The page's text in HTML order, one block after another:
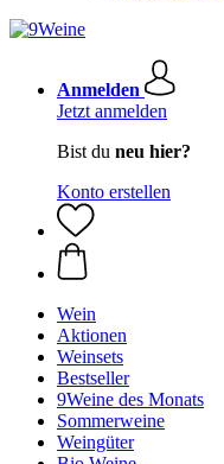
Anmelden
Jetzt anmelden
Bist du neu hier?
Konto erstellen
Wein
Aktionen
Weinsets
Bestseller
9Weine des Monats
Sommerweine
Weingüter